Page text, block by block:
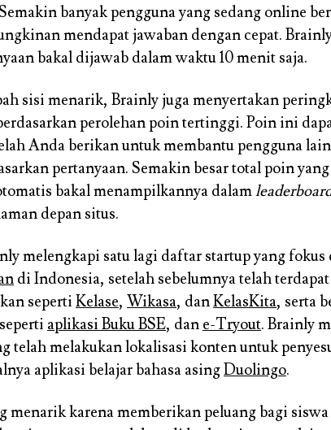
banyak pengguna yang sedang online
mendapat jawaban dengan cepat.
bakal dijawab dalam waktu 10 menit saja.
sisi menarik, Brainly juga menyertakan
perolehan poin tertinggi. Poin ini
Anda berikan untuk membantu pengguna
pertanyaan. Semakin besar total poin
bakal menampilkannya dalam
depan situs.
melengkapi satu lagi daftar startup yang fokus
di Indonesia, setelah sebelumnya telah
seperti Kelase, Wikasa, danKelasKita, serta
seperti aplikasi Buku BSE, dan e-Tryout. Brainly
telah melakukan lokalisasi konten untuk
aplikasi belajar bahasa asingDuolingo.
menarik karena memberikan peluang bagi